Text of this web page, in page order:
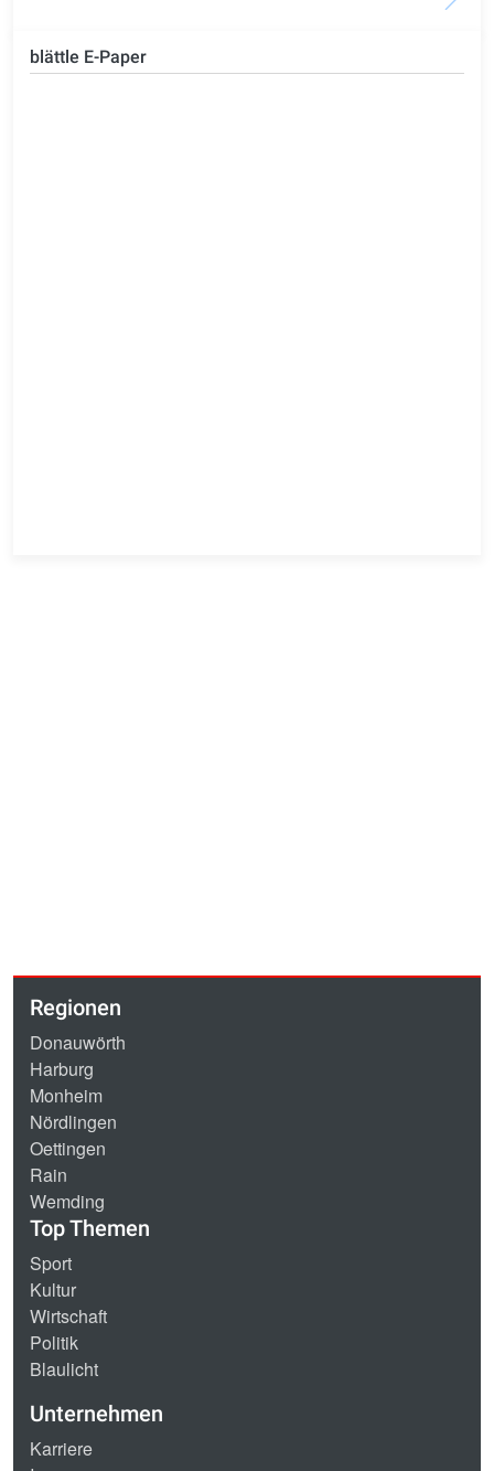
blättle E-Paper
Regionen
Donauwörth
Harburg
Monheim
Nördlingen
Oettingen
Rain
Wemding
Top Themen
Sport
Kultur
Wirtschaft
Politik
Blaulicht
Unternehmen
Karriere